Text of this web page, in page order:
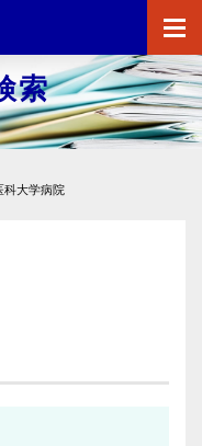
索
科大学病院